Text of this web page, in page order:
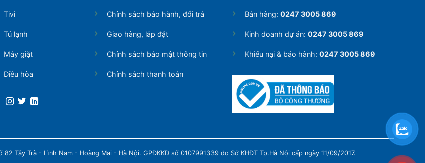
Tivi
Tủ lạnh
Máy giặt
Điều hòa
Chính sách bảo hành, đổi trả
Giao hàng, lắp đặt
Chính sách bảo mật thông tin
Chính sách thanh toán
Bán hàng: 0247 3005 869
Kinh doanh dự án: 0247 3005 869
Khiếu nại & bảo hành: 0247 3005 869
Tây Trà - Lĩnh Nam - Hoàng Mai - Hà Nội. GPĐKKD số 0107991339 do Sở KHĐT Tp.Hà Nội cấp ngày 11/09/2017.